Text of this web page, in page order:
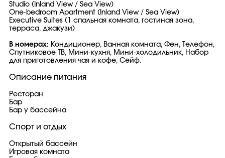
Studio (Inland View / Sea View)
One-bedroom Apartment (Inland View / Sea View)
Executive Suites (1 спальная комната, гостиная зона,
терраса, джакузи)
В номерах: Кондиционер, Ванная комната, Фен, Телефон,
Спутниковое ТВ, Мини-кухня, Мини-холодильник, Набор
для приготовления чая и кофе, Сейф.
Описание питания
Ресторан
Бар
Бар у бассейна
Спорт и отдых
Открытый бассейн
Игровая комната